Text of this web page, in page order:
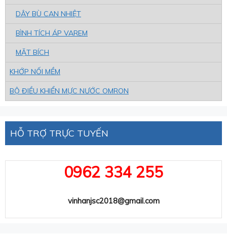
DÂY BÙ CAN NHIỆT
BÌNH TÍCH ÁP VAREM
MẶT BÍCH
KHỚP NỐI MỀM
BỘ ĐIỀU KHIỂN MỰC NƯỚC OMRON
HỖ TRỢ TRỰC TUYẾN
0962 334 255
vinhanjsc2018@gmail.com